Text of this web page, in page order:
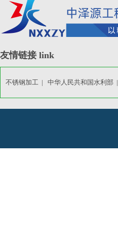
友情链接 link
不锈钢加工 | 中华人民共和国水利部 |